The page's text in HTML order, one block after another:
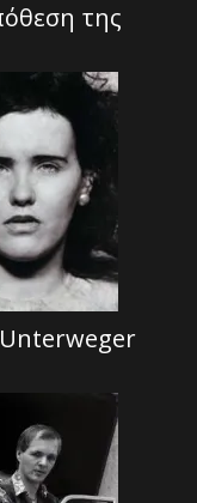
της
Unterweger